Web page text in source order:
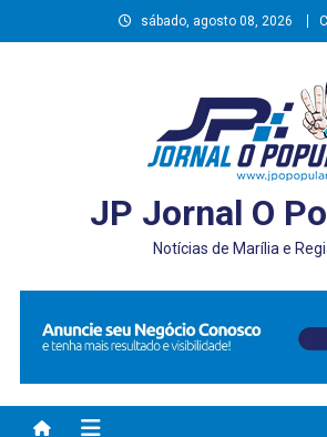
to
sábado, agosto 08, 2026
JP Jornal O
Notícias de Marília e